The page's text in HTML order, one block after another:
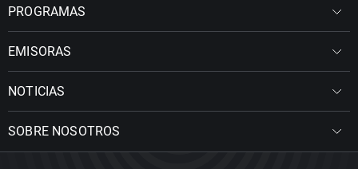
PROGRAMAS
EMISORAS
NOTICIAS
SOBRE NOSOTROS